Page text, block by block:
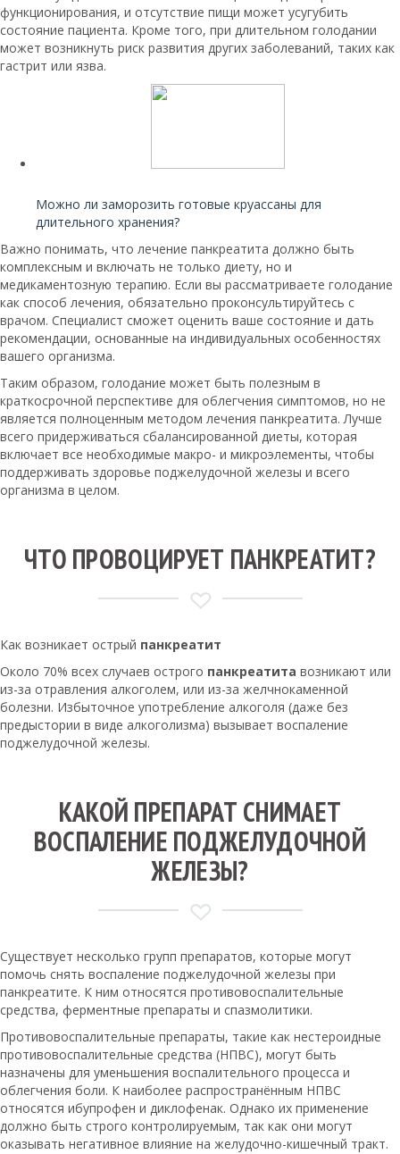
функционирования, и отсутствие пищи может усугубить
состояние пациента. Кроме того, при длительном голодании
может возникнуть риск развития других заболеваний, таких как
гастрит или язва.
Можно ли заморозить готовые круассаны для
длительного хранения?
Важно понимать, что лечение панкреатита должно быть
комплексным и включать не только диету, но и
медикаментозную терапию. Если вы рассматриваете голодание
как способ лечения, обязательно проконсультируйтесь с
врачом. Специалист сможет оценить ваше состояние и дать
рекомендации, основанные на индивидуальных особенностях
вашего организма.
Таким образом, голодание может быть полезным в
краткосрочной перспективе для облегчения симптомов, но не
является полноценным методом лечения панкреатита. Лучше
всего придерживаться сбалансированной диеты, которая
включает все необходимые макро- и микроэлементы, чтобы
поддерживать здоровье поджелудочной железы и всего
организма в целом.
ЧТО ПРОВОЦИРУЕТ ПАНКРЕАТИТ?
Как возникает острый панкреатит
Около 70% всех случаев острого панкреатита возникают или
из-за отравления алкоголем, или из-за желчнокаменной
болезни. Избыточное употребление алкоголя (даже без
предыстории в виде алкоголизма) вызывает воспаление
поджелудочной железы.
КАКОЙ ПРЕПАРАТ СНИМАЕТ
ВОСПАЛЕНИЕ ПОДЖЕЛУДОЧНОЙ
ЖЕЛЕЗЫ?
Существует несколько групп препаратов, которые могут
помочь снять воспаление поджелудочной железы при
панкреатите. К ним относятся противовоспалительные
средства, ферментные препараты и спазмолитики.
Противовоспалительные препараты, такие как нестероидные
противовоспалительные средства (НПВС), могут быть
назначены для уменьшения воспалительного процесса и
облегчения боли. К наиболее распространённым НПВС
относятся ибупрофен и диклофенак. Однако их применение
должно быть строго контролируемым, так как они могут
оказывать негативное влияние на желудочно-кишечный тракт.